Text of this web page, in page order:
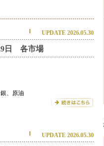
UPDATE 2026.05.30
日 各市場
、原油
UPDATE 2026.05.30